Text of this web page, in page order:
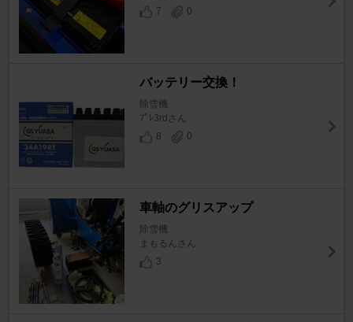
7
0
バッテリー交換！
除雪機
ﾌﾟﾚ3rdさん
8
0
車軸のグリスアップ
除雪機
まもるんさん
3